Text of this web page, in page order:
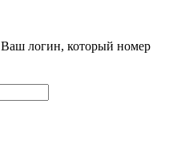
логин, который номер